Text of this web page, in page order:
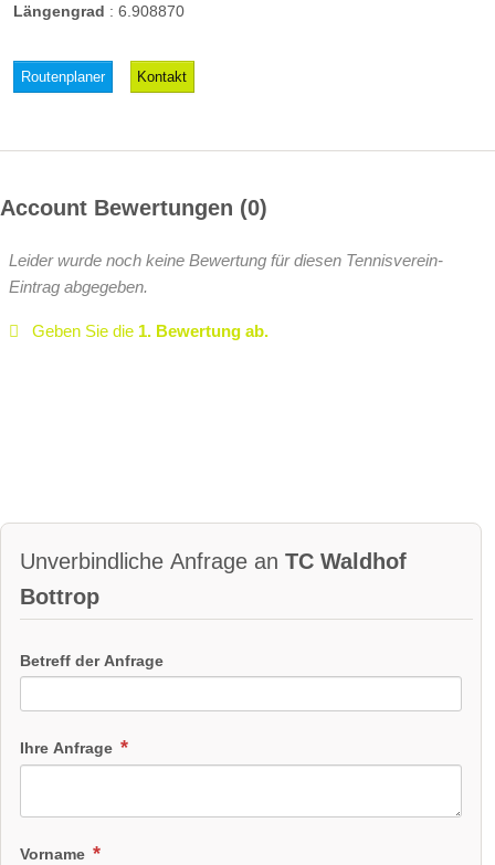
Längengrad : 6.908870
Routenplaner Kontakt
Account Bewertungen 0
Leider wurde noch keine Bewertung für diesen Tennisverein-
Eintrag abgegeben.
Geben Sie die 1. Bewertung ab.
Unverbindliche Anfrage an TC Waldhof
Bottrop
Betreff der Anfrage
Ihre Anfrage
Vorname